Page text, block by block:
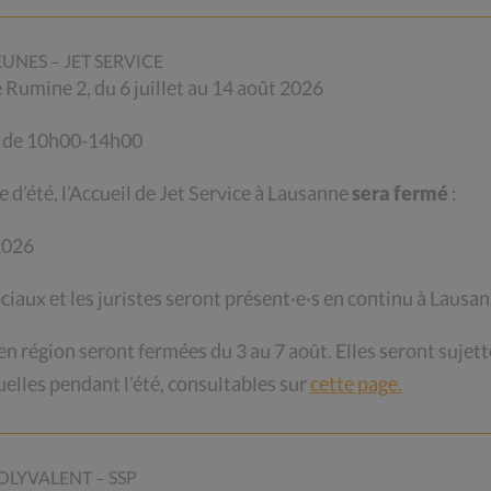
directement à financer la gratuité des
PROCHES, COLLÈGUES OU
cartons de chocolat du CSP Vaud, parfaits
gourmand·e·s de votre entourage ! Chaque
directement en ligne au prix de CHF 60.-. Une
– JET SERVICE
Rumine 2, du 6 juillet au 14 août 2026
10h00-14h00
d’été, l’Accueil de Jet Service à Lausannesera fermé :
et les juristes seront présent·e·s en continu à
région seront fermées du 3 au 7 août. Elles seront
pendant l’été, consultables surcette page.
– SSP